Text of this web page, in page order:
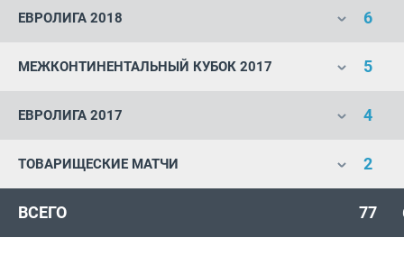
ЕВРОЛИГА 2018 6
МЕЖКОНТИНЕНТАЛЬНЫЙ КУБОК 2017 5
ЕВРОЛИГА 2017 4
ТОВАРИЩЕСКИЕ МАТЧИ 2
ВСЕГО 77